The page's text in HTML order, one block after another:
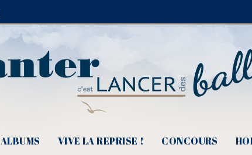
ALBUMS VIVE LA REPRISE ! CONCOURS